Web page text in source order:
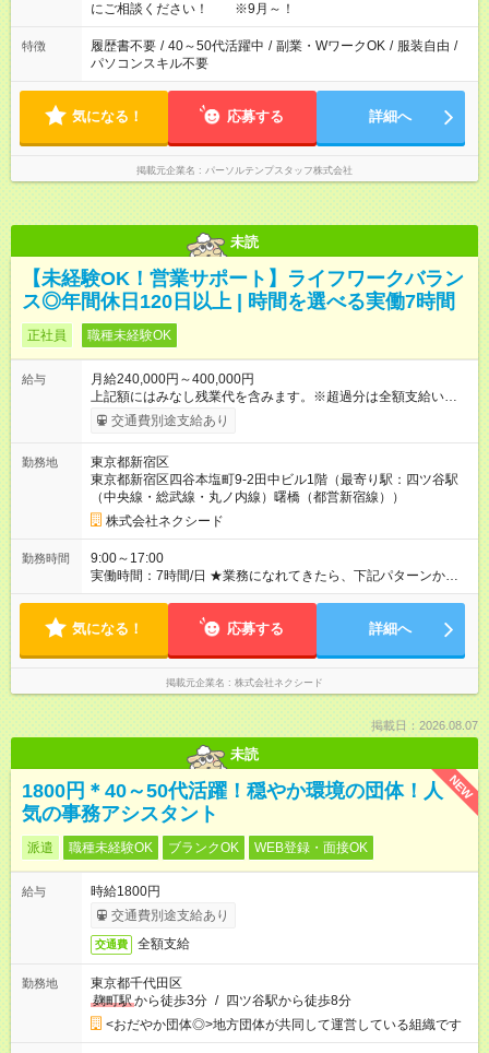
にご相談ください！ ※9月～！
特徴 履歴書不要 / 40～50代活躍中 / 副業・WワークOK / 服装自由 /
パソコンスキル不要
気になる！ 応募する 詳細へ
掲載元企業名 パーソルテンプスタッフ株式会社
未読
【未経験OK！営業サポート】ライフワークバラン
ス◎年間休日120日以上 | 時間を選べる実働7時間
正社員 職種未経験OK
給与
月給240,000円～400,000円
上記額にはみなし残業代を含みます。※超過分は全額支給いたし
ます。 みなし残業代 32,000円 ～ 50,000円／月 みなし残業時
間 10時間／月 【試用期間】 日給￥7,500（6h） 【本採用後】
手当￥5,000） 時間外保証額（残業10h分）の超過分は全額支給
します。 【試用期間】試用期間あり 試用期間の長さ：2週間
※ 雇用形態と給与に、本採用時と異なる部分があります。 雇用
形態：中途採用（正社員） 給与：日給 7,500円 ～ 7,500円 試用
期間中は10:00～17:00勤務（うち休憩1時間）
交通費別途支給あり
勤務地
東京都新宿区
東京都新宿区四谷本塩町9-2田中ビル1階（最寄り駅：四ツ谷駅
（中央線・総武線・丸ノ内線）曙橋（都営新宿線））
株式会社ネクシード
勤務時間
9:00～17:00
実働時間：7時間/日 ★業務になれてきたら、下記パターンから
基本勤務時間を選べます （実働7時間／休憩1時間） 8:00～
気になる！ 応募する 詳細へ
掲載元企業名 株式会社ネクシード
掲載日：2026.08.07
未読
NEW
1800円＊40～50代活躍！穏やか環境の団体！人
気の事務アシスタント
派遣 職種未経験OK ブランクOK WEB登録・面接OK
給与
時給1800円
交通費別途支給あり
交通費 全額支給
勤務地
東京都千代田区
麹町駅から徒歩3分 / 四ツ谷駅から徒歩8分
<おだやか団体◎>地方団体が共同して運営している組織です